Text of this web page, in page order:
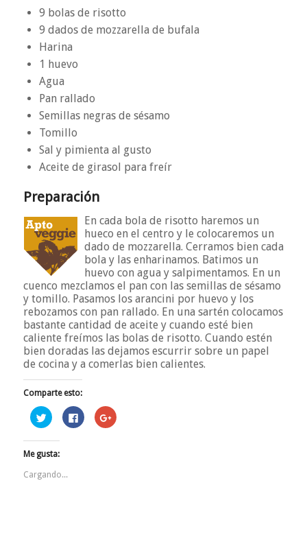
9 bolas de risotto
9 dados de mozzarella de bufala
Harina
1 huevo
Agua
Pan rallado
Semillas negras de sésamo
Tomillo
Sal y pimienta al gusto
Aceite de girasol para freír
Preparación
En cada bola de risotto haremos un
hueco en el centro y le colocaremos un
dado de mozzarella. Cerramos bien cada
bola y las enharinamos. Batimos un
huevo con agua y salpimentamos. En un
cuenco mezclamos el pan con las semillas de sésamo
y tomillo. Pasamos los arancini por huevo y los
rebozamos con pan rallado. En una sartén colocamos
bastante cantidad de aceite y cuando esté bien
caliente freímos las bolas de risotto. Cuando estén
bien doradas las dejamos escurrir sobre un papel
de cocina y a comerlas bien calientes.
Comparte esto:
Haz
clic
compartir
Twitter
abre
en
Haz
clic
Haz
clic
Me gusta:
Cargando...